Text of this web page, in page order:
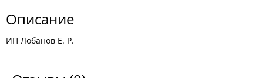
Описание
ИП Лобанов Е. Р.